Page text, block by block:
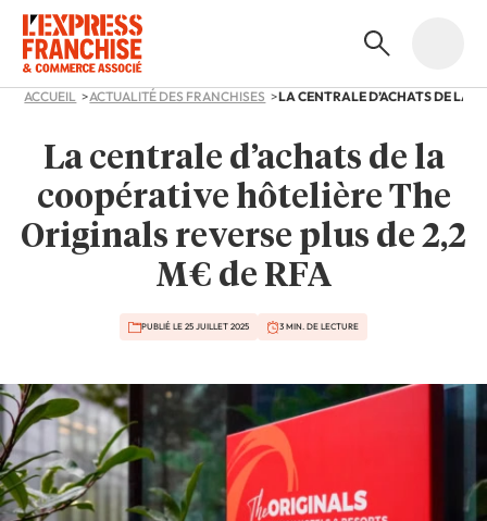
ACCUEIL ACTUALITÉ DES FRANCHISES
La centrale d’achats de la
coopérative hôtelière The
Originals reverse plus de 2,2
M€ de RFA
PUBLIÉ LE 25 JUILLET 2025 3 MIN. DE LECTURE